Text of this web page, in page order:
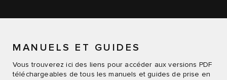
MANUELS ET GUIDES
Vous trouverez ici des liens pour accéder aux versions PDF
téléchargeables de tous les manuels et guides de prise en